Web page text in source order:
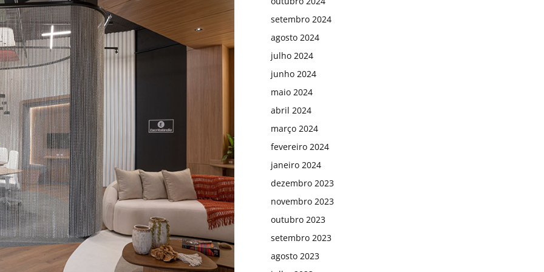
setembro 2024
agosto 2024
julho 2024
junho 2024
maio 2024
abril 2024
março 2024
fevereiro 2024
janeiro 2024
dezembro 2023
novembro 2023
outubro 2023
setembro 2023
agosto 2023